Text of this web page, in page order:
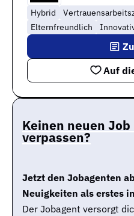
Hybrid
Elternfreundlich
Auf
Keinen neuen
verpassen?
Jetzt den Jobagenten
Neuigkeiten als erstes
Der Jobagent versorgt